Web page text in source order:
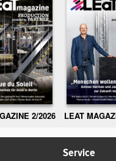
2/2026 LEAT
Service